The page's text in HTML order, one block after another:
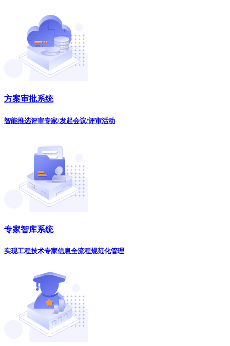
方案审批系统
智能推选评审专家/发起会议/评审活动
专家智库系统
实现工程技术专家信息全流程规范化管理